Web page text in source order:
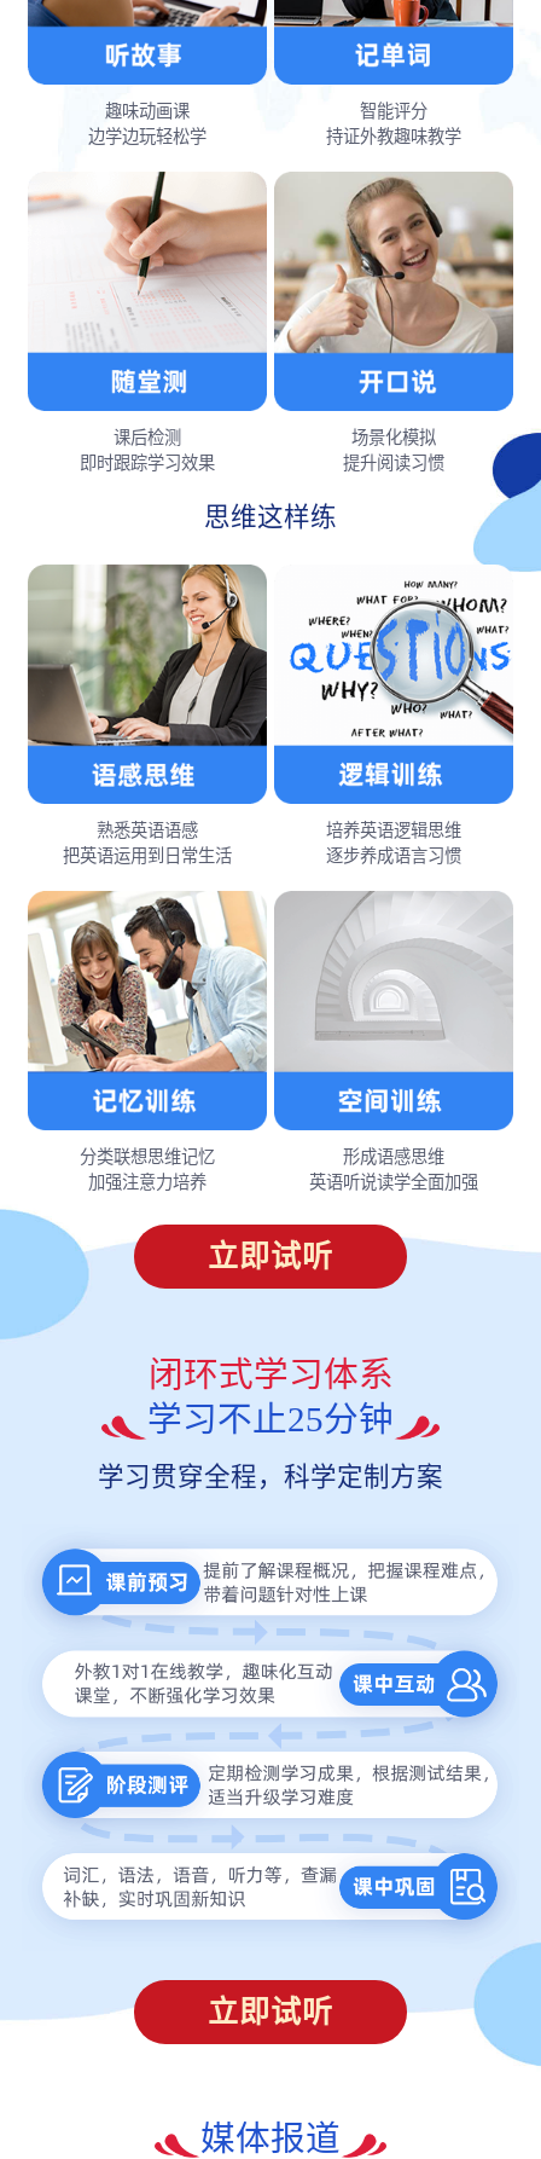
趣味动画课
边学边玩轻松学
智能评分
持证外教趣味教学
课后检测
即时跟踪学习效果
场景化模拟
提升阅读习惯
思维这样练
熟悉英语语感
把英语运用到日常生活
培养英语逻辑思维
逐步养成语言习惯
分类联想思维记忆
加强注意力培养
形成语感思维
英语听说读学全面加强
立即试听
闭环式学习体系
学习不止25分钟
学习贯穿全程，科学定制方案
立即试听
媒体报道